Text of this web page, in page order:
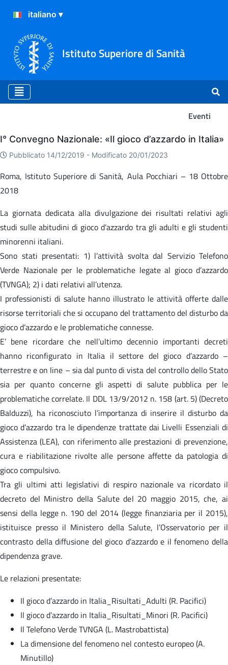
Istituto Superiore di Sanità
Eventi
Eventi
I° Convegno Nazionale: «Il gioco d’azzardo in Italia»
Pubblicato 14/12/2019 - Modificato 20/01/2023
Roma, Istituto Superiore di Sanità, Aula Pocchiari – 18 Ottobre
2018
La giornata dedicata alla divulgazione dei risultati relativi agli
studi sulle abitudini di gioco d’azzardo tra gli adulti e gli studenti
minorenni italiani.
Sono stati presentati: 1) l’attività svolta dal Servizio Telefono
Verde Nazionale per le problematiche legate al gioco d’azzardo
(TVNGA); 2) i dati relativi all’utenza.
I professionisti di salute hanno illustrato le attività offerte dalle
risorse territoriali che si occupano del trattamento del disturbo da
gioco d’azzardo e le problematiche connesse.
E’ bene ricordare che nell’ultimo decennio importanti decreti
hanno riconfigurato in Italia il settore del gioco d’azzardo –
terrestre e on line – sia dal punto di vista del controllo dello Stato
sia per quanto concerne gli aspetti di salute pubblica per le
problematiche correlate. Il DDL 13/9/2012 n. 158 (art. 5) (Decreto
Balduzzi), ha riconosciuto l’importanza di inserire il disturbo da
gioco d’azzardo tra le dipendenze trattate dai Livelli Essenziali di
Assistenza (LEA), con riferimento alle prestazioni di prevenzione,
cura e riabilitazione rivolte alle persone affette da patologia di
gioco compulsivo.
Tra gli ultimi atti legislativi di respiro nazionale va ricordato il
decreto del Ministro della Salute del 20 maggio 2015, che, ai
sensi della legge n. 190 del 2014 (legge finanziaria per il 2015),
istituisce presso il Ministero della Salute, l’Osservatorio per il
contrasto della diffusione del gioco d’azzardo e il fenomeno della
dipendenza grave.
Le relazioni presentate:
Il gioco d’azzardo in Italia_Risultati_Adulti (R. Pacifici)
Il gioco d’azzardo in Italia_Risultati_Minori (R. Pacifici)
Il Telefono Verde TVNGA (L. Mastrobattista)
La dimensione del fenomeno nel contesto europeo (A.
Minutillo)